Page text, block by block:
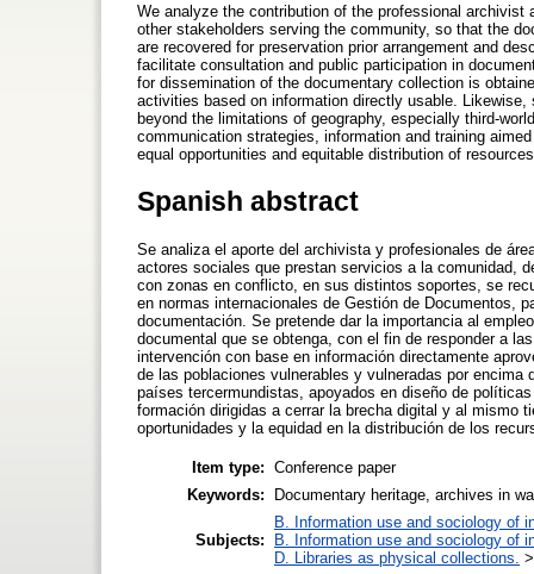
We analyze the contribution of the professional
other stakeholders serving the community, so that the
are recovered for preservation prior arrangement and
facilitate consultation and public participation in
for dissemination of the documentary collection is
activities based on information directly usable.
beyond the limitations of geography, especially third-
communication strategies, information and training
equal opportunities and equitable distribution of
Spanish abstract
Se analiza el aporte del archivista y profesionales de
actores sociales que prestan servicios a la comunidad,
con zonas en conflicto, en sus distintos soportes, se
en normas internacionales de Gestión de Documentos,
documentación. Se pretende dar la importancia al
documental que se obtenga, con el fin de responder a
intervención con base en información directamente
de las poblaciones vulnerables y vulneradas por
países tercermundistas, apoyados en diseño de
formación dirigidas a cerrar la brecha digital y al mismo
oportunidades y la equidad en la distribución de los
Item type: Conference paper
Keywords:
Documentary heritage, archives in
Subjects:
B. Information use and sociology of
B. Information use and sociology of
D. Libraries as physical collections.